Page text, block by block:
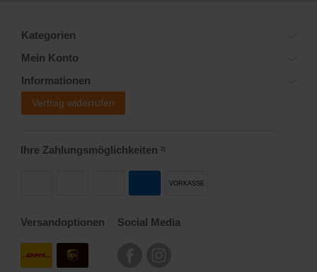
Kategorien
Mein Konto
Informationen
Vertrag widerrufen
Ihre Zahlungsmöglichkeiten 2)
VORKASSE
Versandoptionen Social Media